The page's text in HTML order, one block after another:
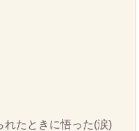
れたときに悟った(涙)